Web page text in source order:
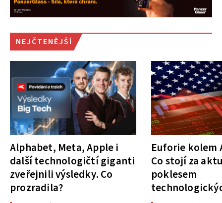
NEJČTENĚJŠÍ
Alphabet, Meta, Apple i
další technologičtí giganti
zveřejnili výsledky. Co
prozradila?
Euforie kolem
Co stojí za
poklesem